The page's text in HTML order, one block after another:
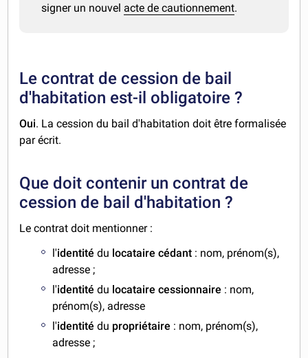
signer un nouvel acte de cautionnement.
Le contrat de cession de bail
d'habitation est-il obligatoire ?
Oui. La cession du bail d'habitation doit être formalisée
par écrit.
Que doit contenir un contrat de
cession de bail d'habitation ?
Le contrat doit mentionner :
l'identité du locataire cédant : nom, prénom(s),
adresse ;
l'identitédu locataire cessionnaire : nom,
prénom(s), adresse
l'identitédu propriétaire : nom, prénom(s),
adresse ;